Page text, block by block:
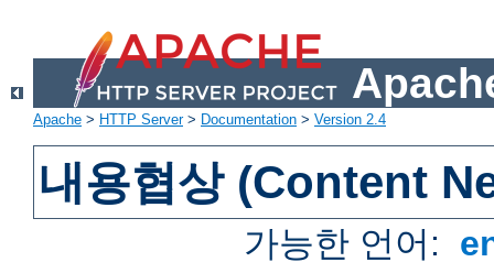
Apache > HTTP Server> Documentation > Version 2.4
내용협상 (Content
가능한 언어: